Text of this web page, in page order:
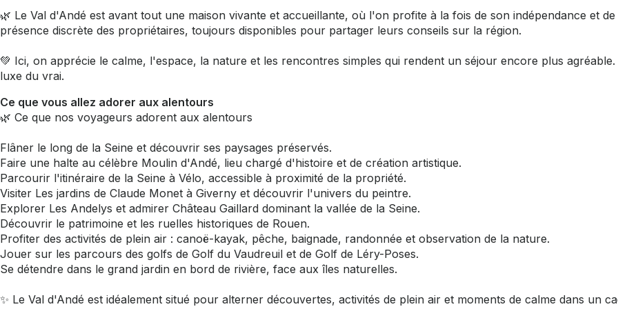
🌿 Le Val d'Andé est avant tout une maison vivante et accueillante, où l'on profite à la fois de son indépendance et de
présence discrète des propriétaires, toujours disponibles pour partager leurs conseils sur la région.
💚 Ici, on apprécie le calme, l'espace, la nature et les rencontres simples qui rendent un séjour encore plus agréable.
luxe du vrai.
Ce que vous allez adorer aux alentours
🌿 Ce que nos voyageurs adorent aux alentours
Flâner le long de la Seine et découvrir ses paysages préservés.
Faire une halte au célèbre Moulin d'Andé, lieu chargé d'histoire et de création artistique.
Parcourir l'itinéraire de la Seine à Vélo, accessible à proximité de la propriété.
Visiter Les jardins de Claude Monet à Giverny et découvrir l'univers du peintre.
Explorer Les Andelys et admirer Château Gaillard dominant la vallée de la Seine.
Découvrir le patrimoine et les ruelles historiques de Rouen.
Profiter des activités de plein air : canoë-kayak, pêche, baignade, randonnée et observation de la nature.
Jouer sur les parcours des golfs de Golf du Vaudreuil et de Golf de Léry-Poses.
Se détendre dans le grand jardin en bord de rivière, face aux îles naturelles.
✨ Le Val d'Andé est idéalement situé pour alterner découvertes, activités de plein air et moments de calme dans un